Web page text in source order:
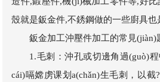
殼就是鈑金件,不銹鋼做的一些廚具也
鈑金加工沖壓件加工的常見(jiàn)
1.毛刺：沖孔或切邊角過(guò)程
cái)嗝嫦虏课划a(chǎn)生毛刺，以截